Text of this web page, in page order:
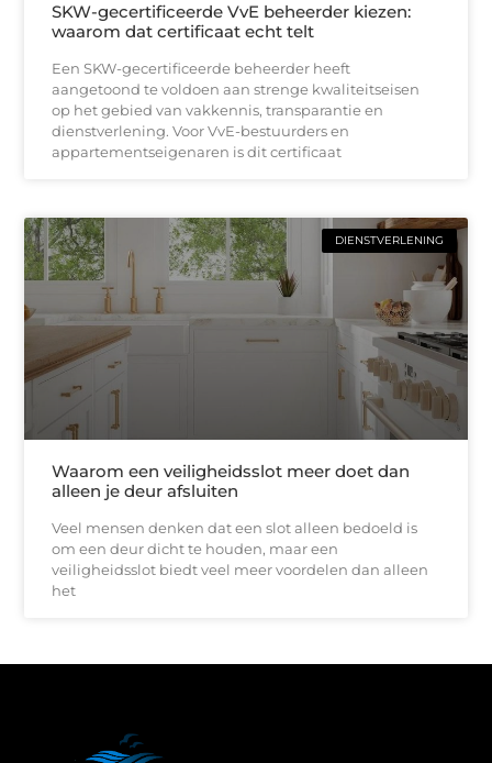
SKW-gecertificeerde VvE beheerder kiezen:
waarom dat certificaat echt telt
Een SKW-gecertificeerde beheerder heeft
aangetoond te voldoen aan strenge kwaliteitseisen
op het gebied van vakkennis, transparantie en
dienstverlening. Voor VvE-bestuurders en
appartementseigenaren is dit certificaat
DIENSTVERLENING
Waarom een veiligheidsslot meer doet dan
alleen je deur afsluiten
Veel mensen denken dat een slot alleen bedoeld is
om een deur dicht te houden, maar een
veiligheidsslot biedt veel meer voordelen dan alleen
het